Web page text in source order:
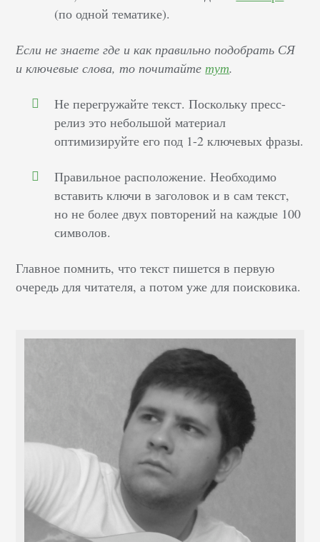
(по одной тематике).
Если не знаете где и как правильно подобрать СЯ
и ключевые слова, то почитайте тут.
Не перегружайте текст. Поскольку пресс-
релиз это небольшой материал
оптимизируйте его под 1-2 ключевых фразы.
Правильное расположение. Необходимо
вставить ключи в заголовок и в сам текст,
но не более двух повторений на каждые 100
символов.
Главное помнить, что текст пишется в первую
очередь для читателя, а потом уже для поисковика.